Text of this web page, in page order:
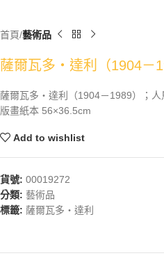
首頁 藝術品
薩爾瓦多‧達利（1904－
薩爾瓦多‧達利（1904－1989）；人
版畫紙本 56×36.5cm
Add to wishlist
貨號: 00019272
分類: 藝術品
標籤: 薩爾瓦多‧達利